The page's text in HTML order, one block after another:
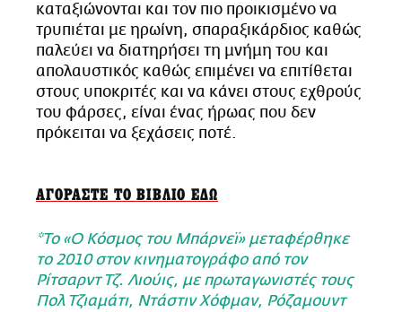
καταξιώνονται και τον πιο προικισμένο να
τρυπιέται με ηρωίνη, σπαραξικάρδιος καθώς
παλεύει να διατηρήσει τη μνήμη του και
απολαυστικός καθώς επιμένει να επιτίθεται
στους υποκριτές και να κάνει στους εχθρούς
του φάρσες, είναι ένας ήρωας που δεν
πρόκειται να ξεχάσεις ποτέ.
ΑΓΟΡΑΣΤΕ ΤΟ ΒΙΒΛΙΟ ΕΔΩ
*Το «Ο Κόσμος του Μπάρνεϊ» μεταφέρθηκε
τo 2010 στον κινηματογράφο από τον
Ρίτσαρντ Τζ. Λιούις, με πρωταγωνιστές τους
Πολ Τζιαμάτι, Ντάστιν Χόφμαν, Ρόζαμουντ